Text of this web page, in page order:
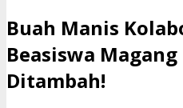
​Buah Manis
Beasiswa
Ditambah!